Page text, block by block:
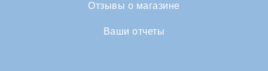
Отзывы о магазине
Ваши отчеты